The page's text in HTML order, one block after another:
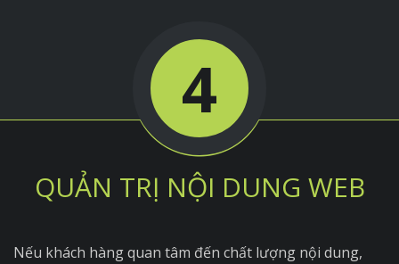
4
QUẢN TRỊ NỘI DUNG WEB
Nếu khách hàng quan tâm đến chất lượng nội dung,